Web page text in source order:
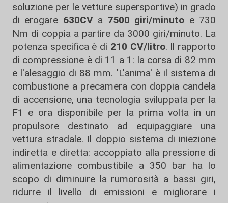
soluzione per le vetture supersportive) in grado
di erogare 630CVa 7500 giri/minuto e 730
Nm di coppia a partire da 3000 giri/minuto. La
potenza specifica è di 210 CV/litro. Il rapporto
di compressione è di 11 a 1: la corsa di 82 mm
e l'alesaggio di 88 mm. 'L'anima' è il sistema di
combustione a precamera con doppia candela
di accensione, una tecnologia sviluppata per la
F1 e ora disponibile per la prima volta in un
propulsore destinato ad equipaggiare una
vettura stradale. Il doppio sistema di iniezione
indiretta e diretta: accoppiato alla pressione di
alimentazione combustibile a 350 bar ha lo
scopo di diminuire la rumorosità a bassi giri,
ridurre il livello di emissioni e migliorare i